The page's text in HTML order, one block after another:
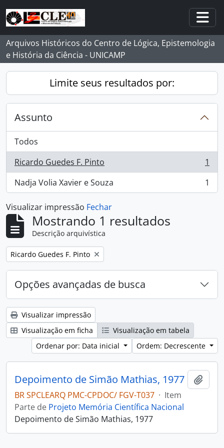
Skip to main content
Arquivos Históricos do Centro de Lógica, Epistemologia
e História da Ciência - UNICAMP
Limite seus resultados por:
Assunto
Todos
Ricardo Guedes F. Pinto
, 1 resultados
1
Nadja Volia Xavier e Souza
, 1 resultados 1
Visualizar impressão Fechar
Mostrando 1 resultados
Descrição arquivística
Remover filtro:
Ricardo Guedes F. Pinto
Opções avançadas de busca
Visualizar impressão
Visualização em ficha
Visualização em tabela
Ordenar por: Data inicial
Ordem: Decrescente
Depoimento de Simão Mathias, 1977
BR SPCLEARQ PMC-CPDOC/ FGV-T037 · Item
Parte de Projeto Memória Científica Nacional
Depoimento de Simão Mathias, 1977